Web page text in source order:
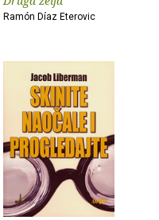
Ramón Díaz Eterovic